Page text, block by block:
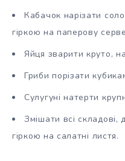
Кабачок нарізати
гіркою на паперову
Яйця зварити круто,
Гриби порізати
Сулугуні натерти
Змішати всі складові,
гіркою на салатні листя.